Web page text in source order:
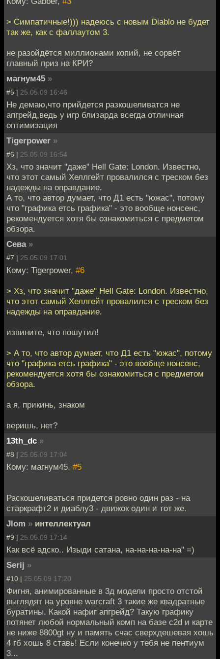
> Симпатичные!))) надеюсь с новым Diablo не будет
так же, как с фаллаутом 3.
не разойдётся миллионами копий, не сорвёт
главный приз на КРИ?
магнум45 »
#5 | 25.05.09 16:46
Не демаю,что прийдется разкошеливатся не
апгрейд,ведь у игр близарда всегда отличная
оптимизация
Tigerpower »
#6 | 25.05.09 16:54
Хз, что значит "даже" Hell Gate: London. Известно,
что этот самый Хеллгейт провалился с треском без
надежды на оправдание.
А то, что автор думает, что Д1 есть "южас", потому
что "графика етсь графика" - это вообще нонсенс,
рекомендуется хотя бы ознакомиться с предметом
обзора.
Сева »
#7 | 25.05.09 17:01
Кому: Tigerpower, #6
> Хз, что значит "даже" Hell Gate: London. Известно,
что этот самый Хеллгейт провалился с треском без
надежды на оправдание.
извините, что пошутил!
> А то, что автор думает, что Д1 есть "южас", потому
что "графика етсь графика" - это вообще нонсенс,
рекомендуется хотя бы ознакомиться с предметом
обзора.
а я, прикинь, знаком
веришь, нет?
13th_dc »
#8 | 25.05.09 17:04
Кому: магнум45, #5
Раскошеливаться придется ровно один раз - на
старкрафт2 и диаблу3 - движок один и тот же.
Jlom » интеллектуал
#9 | 25.05.09 17:14
Как всё адско.. Изыди сатана, на-на-на-на-на" =)
Serij »
#10 | 25.05.09 17:20
Фигня, анимированные в 3д модели просто отстой
выглядят на уровне warcraft 3 такие же квадратные
буратины. Какой нафиг апгрейд? Такую графику
потянет любой нормальный комп на базе c2d и карте
не ниже 8800gt ну и память счас сверхдешевая хошь
4 гб хошь 8 ставь! Если конечно у тебя не пентиум
3...